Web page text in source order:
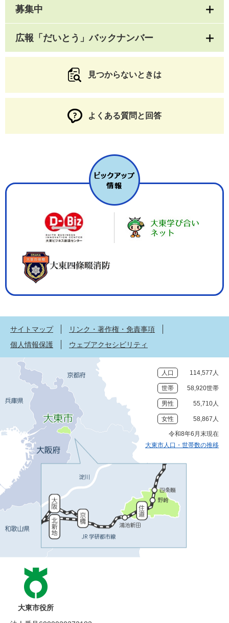
募集中
広報「だいとう」バックナンバー
見つからないときは
よくある質問と回答
サイトマップ
リンク・著作権・免責事項
個人情報保護
ウェブアクセシビリティ
人口 114,577人
世帯 58,920世帯
男性 55,710人
女性 58,867人
令和8年6月末現在
大東市人口・世帯数の推移
大東市役所